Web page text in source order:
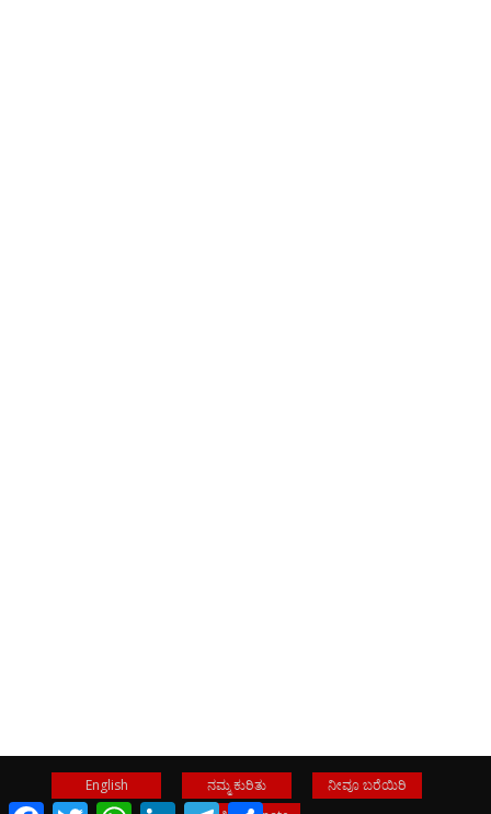
English ನಮ್ಮ ಕುರಿತು
ನೀವೂ ಬರೆಯಿರಿ
FacebookTwitter WhatsAppLinkedInTelegram
Share